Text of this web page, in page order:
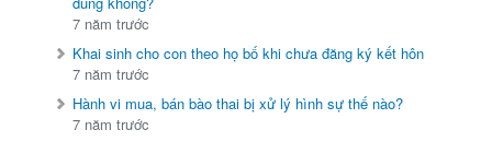
7 năm trước
Khai sinh cho con theo họ bố khi chưa đăng ký kết hôn
7 năm trước
Hành vi mua, bán bào thai bị xử lý hình sự thế nào?
7 năm trước